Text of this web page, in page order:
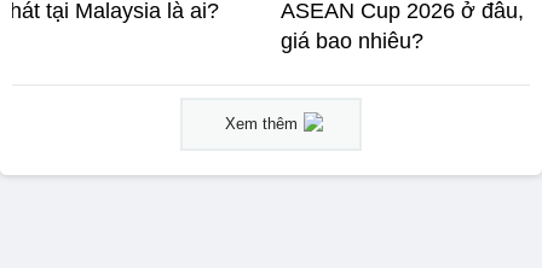
hát tại Malaysia là ai?
ASEAN Cup 2026 ở đâu,
giá bao nhiêu?
Xem thêm